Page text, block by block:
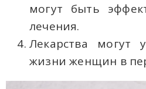
могут быть
лечения.
Лекарства могут
жизни женщин в